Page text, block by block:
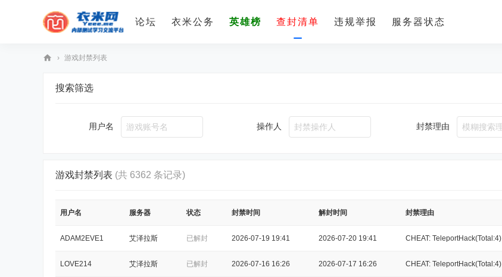
论坛 衣米公务 英雄榜 查封清单 违规举报 服务器状态
› 游戏封禁列表
搜索筛选
用户名 操作人 封禁理由
游戏封禁列表 (共 6362 条记录)
用户名 服务器 状态 封禁时间 解封时间 封禁理由
ADAM2EVE1 艾泽拉斯 已解封 2026-07-19 19:41 2026-07-20 19:41 CHEAT: TeleportHack(Total:4)
LOVE214 艾泽拉斯 已解封 2026-07-16 16:26 2026-07-17 16:26 CHEAT: TeleportHack(Total:4)